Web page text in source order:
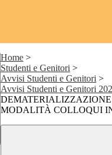
Home >
Studenti e Genitori >
Avvisi Studenti e Genitori >
Avvisi Studenti e Genitori
MODALITÀ COLLOQUI